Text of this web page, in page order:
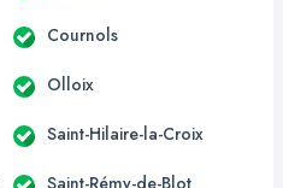
Cournols
Olloix
Saint-Hilaire-la-Croix
Saint-Rémy-de-Blot